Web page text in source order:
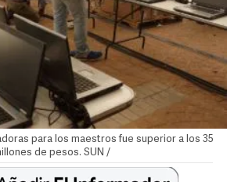
para los maestros fue superior a los 35
de pesos. SUN /